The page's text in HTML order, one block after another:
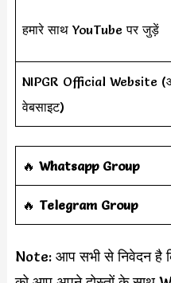
हमारे साथ YouTube पर जुड़ें
NIPGR Official Website
वेबसाइट)
‎️‍🔥 Whatsapp Group
‎️‍🔥 Telegram Group
Note: आप सभी से निवेदन है